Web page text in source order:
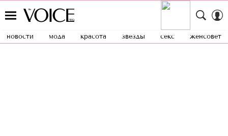
новости мода красота звезды секс женсовет